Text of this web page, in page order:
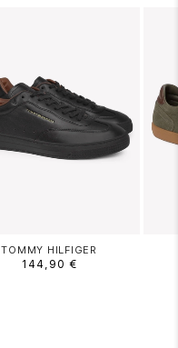
TOMMY HILFIGER
144,90 €